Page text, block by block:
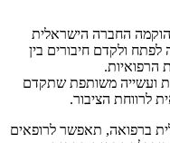
החברה הישראלית
ולקדם חיבורים בין
הרפואיות.
ועשייה משותפת שתקדם
לרווחת הציבור.
ברפואה, תאפשר לרופאים